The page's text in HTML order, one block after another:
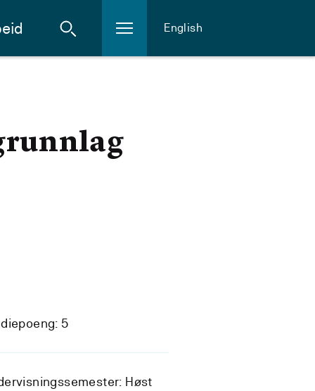
English
5
Høst